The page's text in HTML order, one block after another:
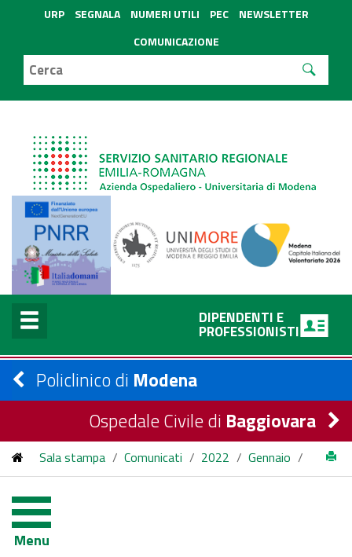
URP SEGNALA NUMERI UTILI PEC
NEWSLETTER
COMUNICAZIONE
DIPENDENTI E
PROFESSIONISTI
Policlinico di Modena
Ospedale Civile di Baggiovara
Sala stampa / Comunicati / 2022 / Gennaio /
per ottimizzare i percorsi
Menu